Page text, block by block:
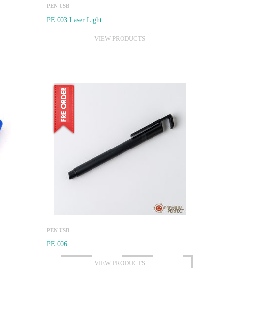
PEN USB
PE 003 Laser Light
VIEW PRODUCTS
PEN USB
PE 006
VIEW PRODUCTS